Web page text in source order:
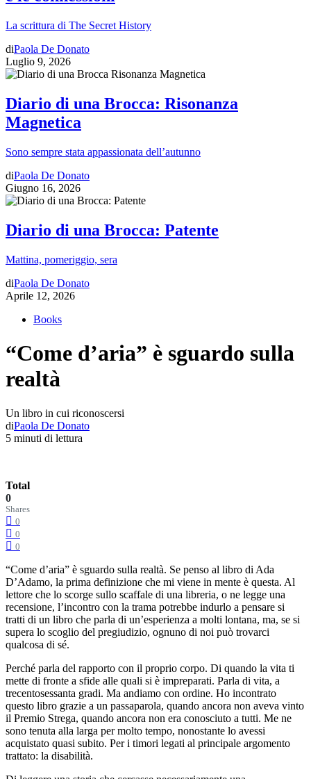
La scrittura di The Secret History
diPaola De Donato
Luglio 9, 2026
Diario di una Brocca: Risonanza
Magnetica
Sono sempre stata appassionata dell’autunno
diPaola De Donato
Giugno 16, 2026
Diario di una Brocca: Patente
Mattina, pomeriggio, sera
diPaola De Donato
Aprile 12, 2026
Books
“Come d’aria” è sguardo sulla
realtà
Un libro in cui riconoscersi
diPaola De Donato
5 minuti di lettura
Total
0
Shares
0
0
0
“Come d’aria” è sguardo sulla realtà. Se penso al libro di Ada
D’Adamo, la prima definizione che mi viene in mente è questa. Al
lettore che lo scorge sullo scaffale di una libreria, o ne legge una
recensione, l’incontro con la trama potrebbe indurlo a pensare si
tratti di un libro che parla di un’esperienza a molti lontana, ma, se si
supera lo scoglio del pregiudizio, ognuno di noi può trovarci
qualcosa di sé.
Perché parla del rapporto con il proprio corpo. Di quando la vita ti
mette di fronte a sfide alle quali si è impreparati. Parla di vita, a
trecentosessanta gradi. Ma andiamo con ordine. Ho incontrato
questo libro grazie a un passaparola, quando ancora non aveva vinto
il Premio Strega, quando ancora non era conosciuto a tutti. Me ne
sono tenuta alla larga per molto tempo, nonostante lo avessi
acquistato quasi subito. Per i timori legati al principale argomento
trattato: la disabilità.